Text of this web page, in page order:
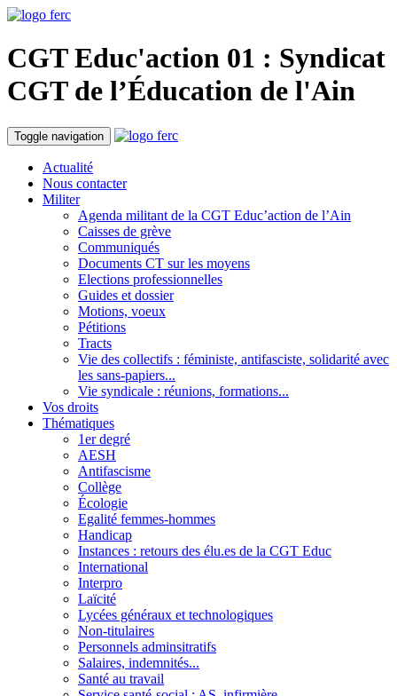
CGT Educ'action 01 : Syndicat
CGT de l’Éducation de l'Ain
Toggle navigation
Actualité
Nous contacter
Militer
Agenda militant de la CGT Educ’action de l’Ain
Caisses de grève
Communiqués
Documents CT sur les moyens
Elections professionnelles
Guides et dossier
Motions, voeux
Pétitions
Tracts
Vie des collectifs : féministe, antifasciste, solidarité avec
les sans-papiers...
Vie syndicale : réunions, formations...
Vos droits
Thématiques
1er degré
AESH
Antifascisme
Collège
Écologie
Egalité femmes-hommes
Handicap
Instances : retours des élu.es de la CGT Educ
International
Interpro
Laïcité
Lycées généraux et technologiques
Non-titulaires
Personnels adminsitratifs
Salaires, indemnités...
Santé au travail